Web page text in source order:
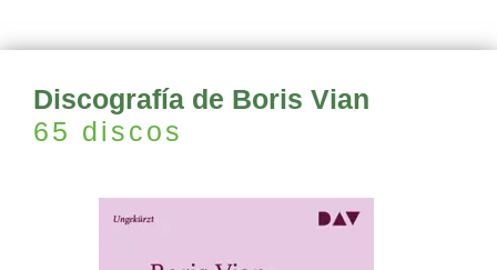
Discografía de Boris Vian
65 discos